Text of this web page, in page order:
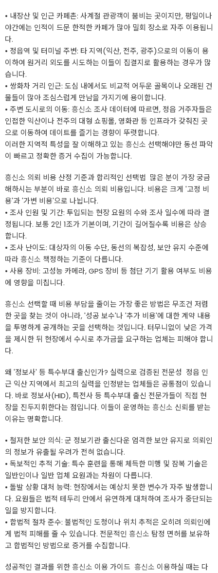
• ​내장산 및 인근 카페촌: 사계절 관광객이 붐비는 곳이지만, 평일이나
야간에는 인적이 드문 한적한 카페가 많아 밀회 장소로 자주 이용됩니
다.
• ​정읍역 및 터미널 주변: 타 지역(익산, 전주, 광주)으로의 이동이 용
이하여 원거리 외도를 시도하는 이들이 집결지로 활용하는 경우가 많
습니다.
• ​쌍화차 거리 인근: 도심 내에서도 비교적 어두운 골목이나 오래된 건
물들이 많아 조심스럽게 만남을 가지기에 용이합니다.
• ​주변 도시로의 이동: 흥신소 조사 데이터에 따르면, 정읍 거주자들은
인접한 익산이나 전주의 대형 쇼핑몰, 영화관 등 인프라가 갖춰진 곳
으로 이동하여 데이트를 즐기는 경향이 뚜렷합니다.
​이러한 지역적 특성을 잘 이해하고 있는 흥신소 선택해야만 동선 파악
이 빠르고 정확한 증거 수집이 가능합니다.
흥신소 의뢰 비용 산정 기준과 합리적인 선택법 ​ ​많은 분이 가장 궁금
해하시는 부분이 바로 흥신소 의뢰 비용입니다. 비용은 크게 '고정 비
용'과 '가변 비용'으로 나뉩니다.
• ​조사 인원 및 기간: 투입되는 현장 요원의 수와 조사 일수에 따라 결
정됩니다. 보통 2인 1조가 기본이며, 기간이 길어질수록 비용은 상승
합니다.
• ​조사 난이도: 대상자의 이동 수단, 동선의 복잡성, 보안 유지 수준에
따라흥신소 책정하는 기준이 다릅니다.
• ​사용 장비: 고성능 카메라, GPS 장비 등 첨단 기기 활용 여부도 비용
에 영향을 미칩니다.
흥신소 선택할 때 비용 부담을 줄이는 가장 좋은 방법은 무조건 저렴
한 곳을 찾는 것이 아니라, '성공 보수'나 '추가 비용'에 대한 계약 내용
을 투명하게 공개하는 곳을 선택하는 것입니다. 터무니없이 낮은 가격
을 제시한 뒤 현장에서 수시로 추가금을 요구하는 업체는 피해야 합니
다.
왜 '정보사' 등 특수부대 출신인가? 실력으로 검증된 전문성 ​ ​정읍 인
근 익산 지역에서 최고의 실력을 인정받는 업체들은 공통점이 있습니
다. 바로 정보사(HID), 특전사 등 특수부대 출신 전문가들이 직접 현
장을 진두지휘한다는 점입니다. 이들이 운영하는 흥신소 신뢰를 받는
이유는 명확합니다.
• ​철저한 보안 의식: 군 정보기관 출신다운 엄격한 보안 유지로 의뢰인
의 정보가 유출될 우려가 전혀 없습니다.
• ​독보적인 추적 기술: 특수 훈련을 통해 체득한 미행 및 잠복 기술은
일반인이나 일반 업체 요원과는 차원이 다릅니다.
• ​돌발 상황 대처 능력: 현장에서는 예상치 못한 변수가 자주 발생합니
다. 요원들은 법적 테두리 안에서 유연하게 대처하여 조사가 중단되는
일을 방지합니다.
• ​합법적 절차 준수: 불법적인 도청이나 위치 추적은 오히려 의뢰인에
게 법적 피해를 줄 수 있습니다. 전문적인 흥신소 탐정 면허를 보유하
고 합법적인 방법으로 증거를 수집합니다.
성공적인 결과를 위한흥신소 이용 가이드 ​ 흥신소 이용하실 때는 다